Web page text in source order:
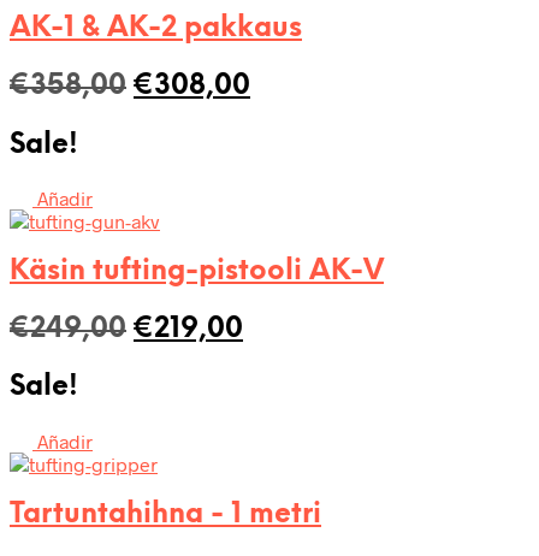
AK-1 & AK-2 pakkaus
€358,00 Alkuperäinen
€308,00
Sale!
Añadir
Käsin tufting-pistooli AK-V
€249,00 Alkuperäinen
€219,00
Sale!
Añadir
Tartuntahihna - 1 metri